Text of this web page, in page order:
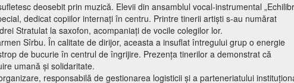
deosebit prin muzică. Elevii din ansamblul vocal-instrumental
dedicat copiilor internați în centru. Printre tinerii artiști s-au numărat
Stratulat la saxofon, acompaniați de vocile colegilor lor.
Sîrbu. În calitate de dirijor, aceasta a insuflat întregului grup o energie
de bucurie în centrul de îngrijire. Prezența tinerilor a demonstrat că
umană și solidaritate.
responsabilă de gestionarea logisticii și a parteneriatului